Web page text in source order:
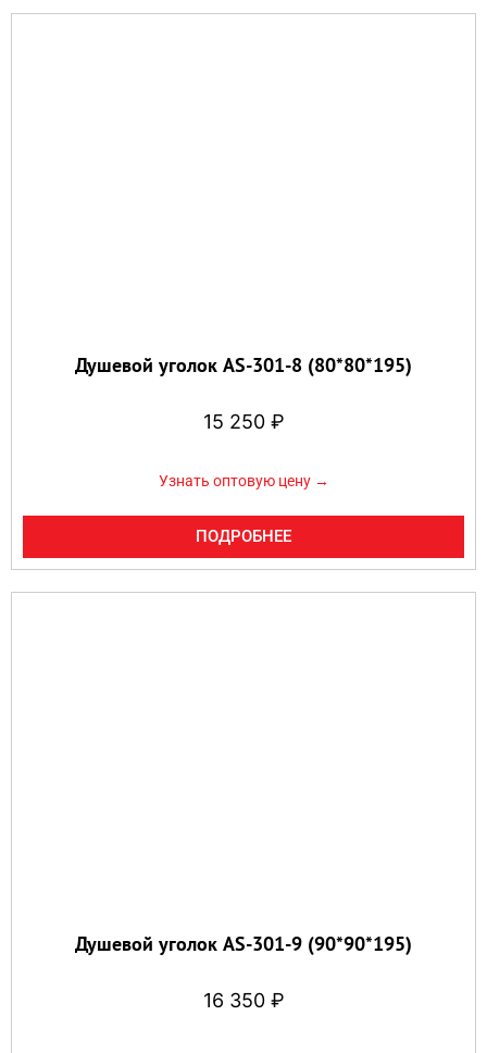
Душевой уголок AS-301-8 (80*80*195)
15 250 ₽
Узнать оптовую цену →
ПОДРОБНЕЕ
Душевой уголок AS-301-9 (90*90*195)
16 350 ₽